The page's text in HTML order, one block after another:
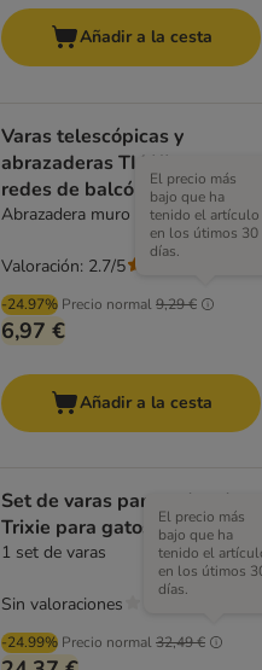
Añadir a la cesta
Varas telescópicas y
abrazaderas TIAKI para
redes de balcón
Abrazadera muro de balcón (1 ud.)
-24.97% Precio normal9,29 €
El precio más
bajo que ha
tenido el artículo
en los útimos 30
días.
6,97 €
Valoración: 2.7/5
Añadir a la cesta
Set de varas para redes de
Trixie para gatos
1 set de varas
-24.99% Precio normal32,49 €
El precio más
bajo que ha
tenido el
en los útimos
días.
Sin valoraciones